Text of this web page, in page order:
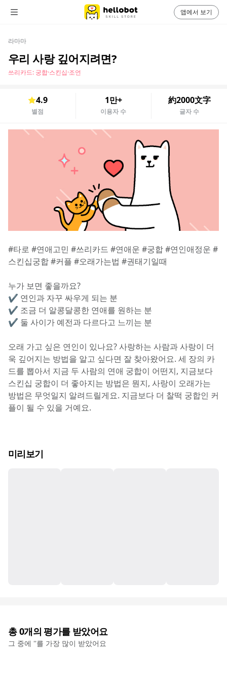
라마마
우리 사랑 깊어지려면?
쓰리카드: 궁합·스킨십·조언
4.9
별점
1만+
이용자 수
約2000文字
글자 수
#타로 #연애고민 #쓰리카드 #연애운 #궁합 #연인애정운 #
스킨십궁합 #커플 #오래가는법 #권태기일때
누가 보면 좋을까요?
✔️ 연인과 자꾸 싸우게 되는 분
✔️ 조금 더 알콩달콩한 연애를 원하는 분
✔️ 둘 사이가 예전과 다르다고 느끼는 분
오래 가고 싶은 연인이 있나요? 사랑하는 사람과 사랑이 더
욱 깊어지는 방법을 알고 싶다면 잘 찾아왔어요. 세 장의 카
드를 뽑아서 지금 두 사람의 연애 궁합이 어떤지, 지금보다
스킨십 궁합이 더 좋아지는 방법은 뭔지, 사랑이 오래가는
방법은 무엇일지 알려드릴게요. 지금보다 더 찰떡 궁합인 커
플이 될 수 있을 거예요.
미리보기
총0개의 평가를 받았어요
그 중에 ''를 가장 많이 받았어요
앱에서 보기